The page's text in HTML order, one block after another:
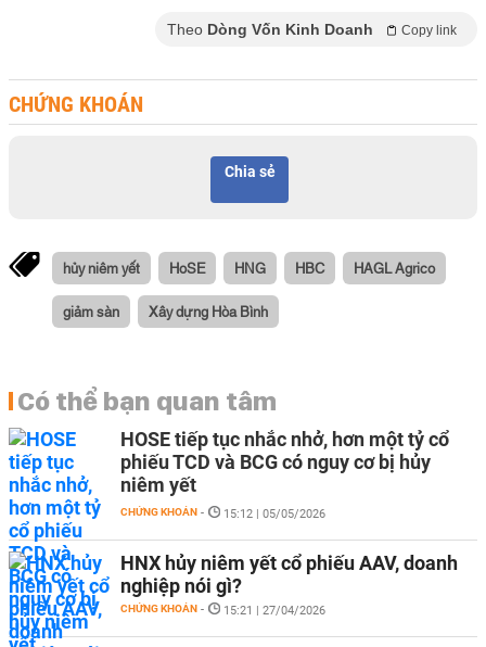
Theo Dòng Vốn Kinh Doanh Copy link
CHỨNG KHOÁN
Chia sẻ
hủy niêm yết HoSE HNG HBC HAGL Agrico
giảm sàn Xây dựng Hòa Bình
Có thể bạn quan tâm
HOSE tiếp tục nhắc nhở, hơn một tỷ cổ
phiếu TCD và BCG có nguy cơ bị hủy
niêm yết
CHỨNG KHOÁN - 15:12 | 05/05/2026
HNX hủy niêm yết cổ phiếu AAV, doanh
nghiệp nói gì?
CHỨNG KHOÁN - 15:21 | 27/04/2026